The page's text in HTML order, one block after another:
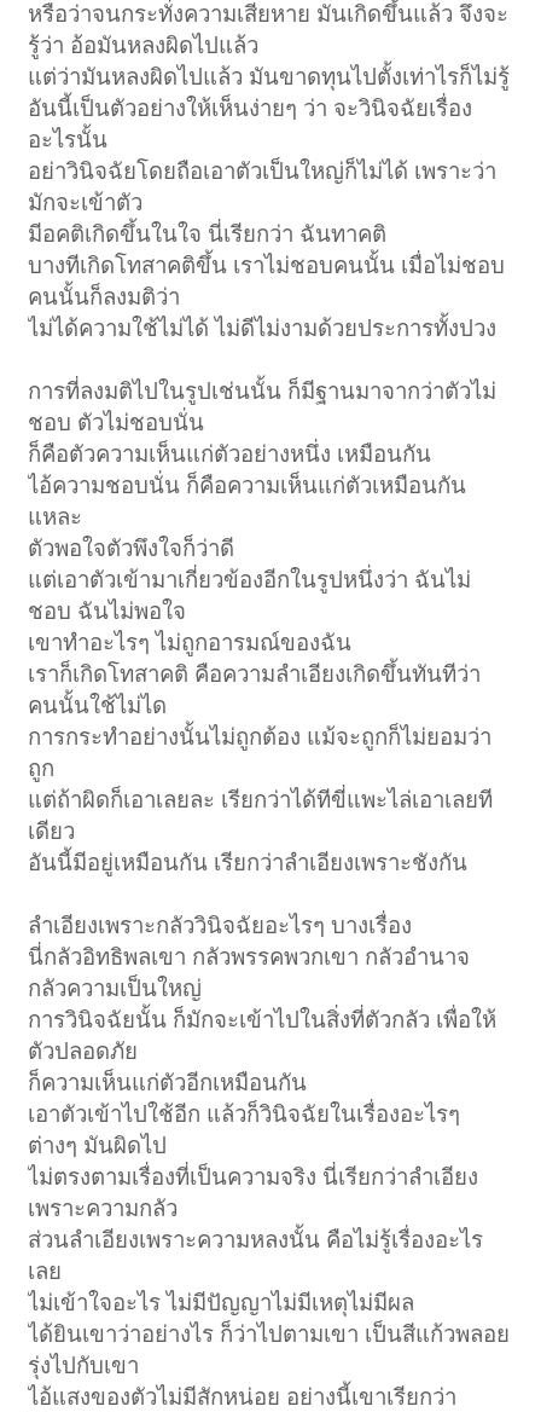
หรือว่าจนกระทั่งความเสียหาย มันเกิดขึ้นแล้ว จึงจะ
รู้ว่า อ้อมันหลงผิดไปแล้ว
แต่ว่ามันหลงผิดไปแล้ว มันขาดทุนไปตั้งเท่าไรก็ไม่รู้
อันนี้เป็นตัวอย่างให้เห็นง่ายๆ ว่า จะวินิจฉัยเรื่อง
อะไรนั้น
อย่าวินิจฉัยโดยถือเอาตัวเป็นใหญ่ก็ไม่ได้ เพราะว่า
มักจะเข้าตัว
มีอคติเกิดขึ้นในใจ นี่เรียกว่า ฉันทาคติ
บางทีเกิดโทสาคติขึ้น เราไม่ชอบคนนั้น เมื่อไม่ชอบ
คนนั้นก็ลงมติว่า
ไม่ได้ความใช้ไม่ได้ ไม่ดีไม่งามด้วยประการทั้งปวง
การที่ลงมติไปในรูปเช่นนั้น ก็มีฐานมาจากว่าตัวไม่
ชอบ ตัวไม่ชอบนั่น
ก็คือตัวความเห็นแก่ตัวอย่างหนึ่ง เหมือนกัน
ไอ้ความชอบนั่น ก็คือความเห็นแก่ตัวเหมือนกัน
แหละ
ตัวพอใจตัวพึงใจก็ว่าดี
แต่เอาตัวเข้ามาเกี่ยวข้องอีกในรูปหนึ่งว่า ฉันไม่
ชอบ ฉันไม่พอใจ
เขาทำอะไรๆ ไม่ถูกอารมณ์ของฉัน
เราก็เกิดโทสาคติ คือความลำเอียงเกิดขึ้นทันทีว่า
คนนั้นใช้ไม่ได
การกระทำอย่างนั้นไม่ถูกต้อง แม้จะถูกก็ไม่ยอมว่า
ถูก
แต่ถ้าผิดก็เอาเลยละ เรียกว่าได้ทีขี่แพะไล่เอาเลยที
เดียว
อันนี้มีอยู่เหมือนกัน เรียกว่าลำเอียงเพราะชังกัน
ลำเอียงเพราะกลัววินิจฉัยอะไรๆ บางเรื่อง
นี่กลัวอิทธิพลเขา กลัวพรรคพวกเขา กลัวอำนาจ
กลัวความเป็นใหญ่
การวินิจฉัยนั้น ก็มักจะเข้าไปในสิ่งที่ตัวกลัว เพื่อให้
ตัวปลอดภัย
ก็ความเห็นแก่ตัวอีกเหมือนกัน
เอาตัวเข้าไปใช้อีก แล้วก็วินิจฉัยในเรื่องอะไรๆ
ต่างๆ มันผิดไป
ไม่ตรงตามเรื่องที่เป็นความจริง นี่เรียกว่าลำเอียง
เพราะความกลัว
ส่วนลำเอียงเพราะความหลงนั้น คือไม่รู้เรื่องอะไร
เลย
ไม่เข้าใจอะไร ไม่มีปัญญาไม่มีเหตุไม่มีผล
ได้ยินเขาว่าอย่างไร ก็ว่าไปตามเขา เป็นสีแก้วพลอย
รุ่งไปกับเขา
ไอ้แสงของตัวไม่มีสักหน่อย อย่างนี้เขาเรียกว่า